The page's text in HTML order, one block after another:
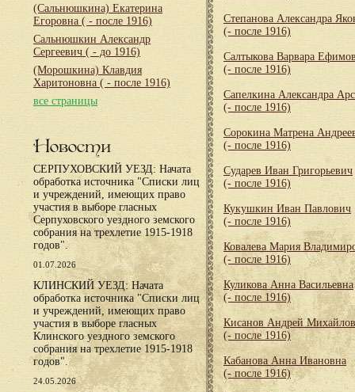
(Сальнюшкина) Екатерина
Егоровна ( - после 1916)
Сальнюшкин Александр
Сергеевич ( - до 1916)
(Морошкина) Клавдия
Харитоновна ( - после 1916)
все страницы
Новости
СЕРПУХОВСКИЙ УЕЗД: Начата
обработка источника "Списки лиц
и учреждений, имеющих право
участия в выборе гласных
Серпуховского уездного земского
собрания на трехлетие 1915-1918
годов".
01.07.2026
КЛИНСКИЙ УЕЗД: Начата
обработка источника "Списки лиц
и учреждений, имеющих право
участия в выборе гласных
Клинского уездного земского
собрания на трехлетие 1915-1918
годов".
24.05.2026
Степанова Александра
(- после 1916)
Салтыкова Варвара
(- после 1916)
Сапелкина Александра
(- после 1916)
Сорокина Матрена
(- после 1916)
Сударев Иван Григорьевич
(- после 1916)
Кукушкин Иван Павлович
(- после 1916)
Ковалева Мария
(- после 1916)
Куликова Анна Васильевна
(- после 1916)
Кисанов Андрей
(- после 1916)
Кабанова Анна Ивановна
(- после 1916)